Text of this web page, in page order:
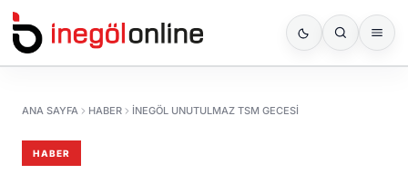
ANA SAYFA HABER İNEGÖL UNUTULMAZ TSM GECESI
HABER